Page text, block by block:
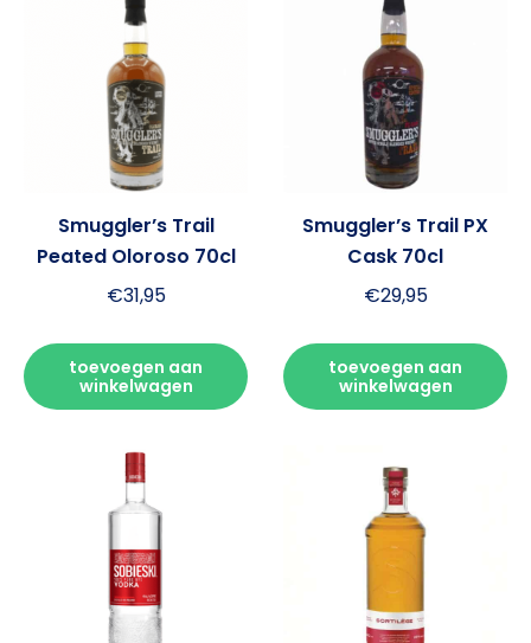
Smuggler’s Trail
Peated Oloroso 70cl
€31,95
toevoegen aan
winkelwagen
Smuggler’s Trail PX
Cask 70cl
€29,95
toevoegen aan
winkelwagen